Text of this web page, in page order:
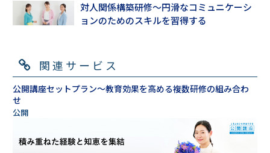
対人関係構築研修～円滑なコミュニケーシ
ョンのためのスキルを習得する
関連サービス
公開講座セットプラン～教育効果を高める複数研修の組み合わ
せ